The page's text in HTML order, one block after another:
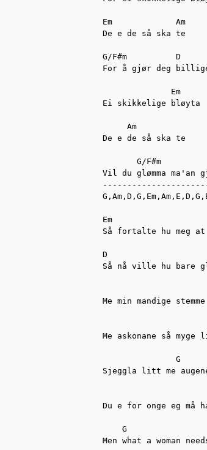
Em             Am
De e de så ska te
G/F#m          D
For å gjør deg
              Em
Ei skikkelige bløyta
     Am
De e de så ska te
G/F#m
Vil du glømma ma'an
Em
Så fortalte hu meg
D
Så nå ville hu bare
Me min mandige
Me askonane så
G
Sjeggla litt me
Du e for onge eg må
G
Men what a woman